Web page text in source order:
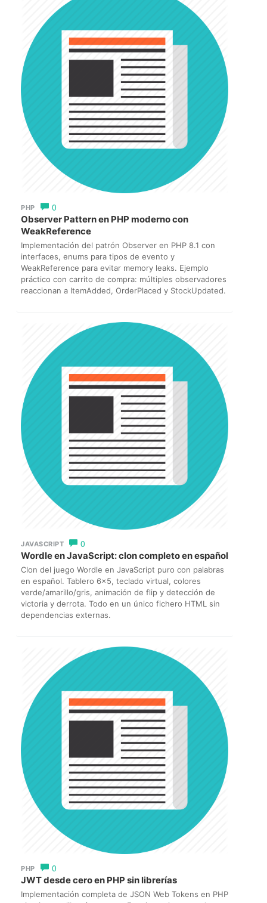
PHP 0
Observer Pattern en PHP moderno con
WeakReference
Implementación del patrón Observer en PHP 8.1 con
interfaces, enums para tipos de evento y
WeakReference para evitar memory leaks. Ejemplo
práctico con carrito de compra: múltiples observadores
reaccionan a ItemAdded, OrderPlaced y StockUpdated.
JAVASCRIPT 0
Wordle en JavaScript: clon completo en español
Clon del juego Wordle en JavaScript puro con palabras
en español. Tablero 6×5, teclado virtual, colores
verde/amarillo/gris, animación de flip y detección de
victoria y derrota. Todo en un único fichero HTML sin
dependencias externas.
PHP 0
JWT desde cero en PHP sin librerías
Implementación completa de JSON Web Tokens en PHP